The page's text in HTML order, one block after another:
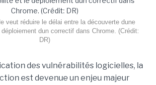
veut réduire le délai entre la découverte dune
dun correctif dans Chrome. (Crédit:
DR)
des vulnérabilités logicielles, la
est devenue un enjeu majeur